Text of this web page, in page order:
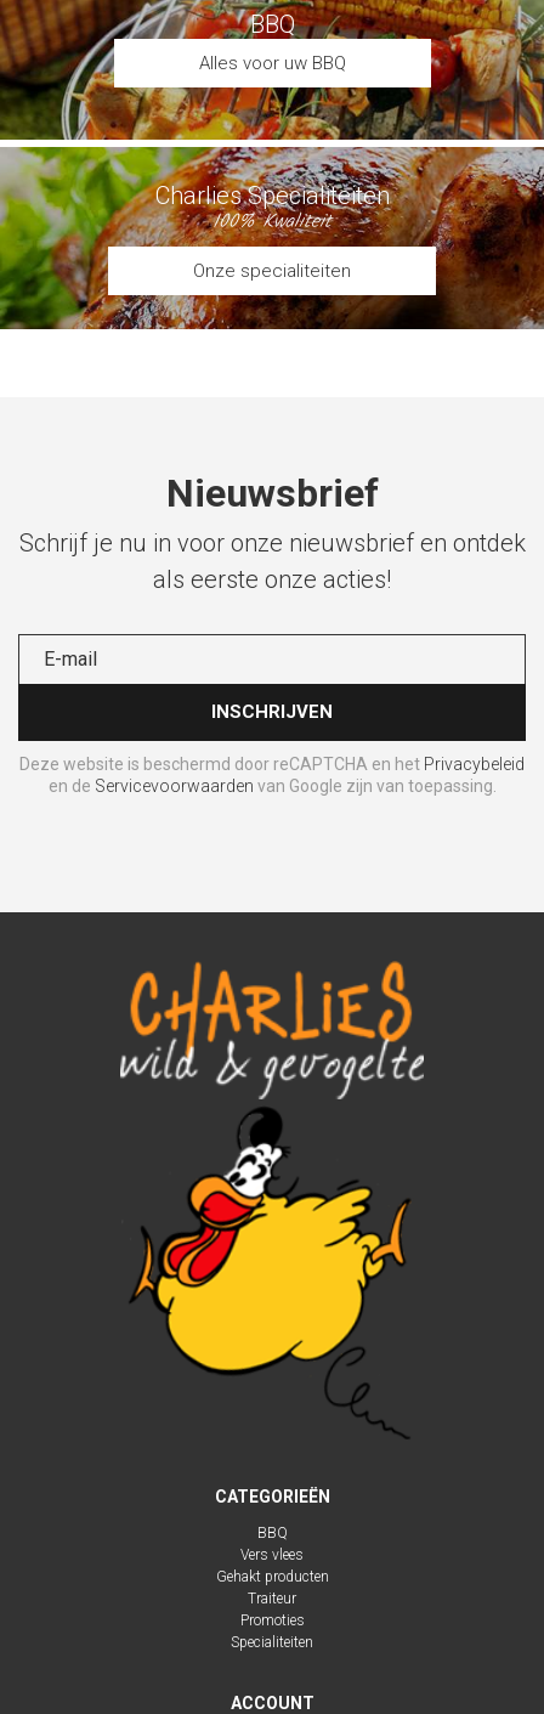
BBQ
Alles voor uw BBQ
Charlies Specialiteiten
100% Kwaliteit
Onze specialiteiten
Nieuwsbrief
Schrijf je nu in voor onze nieuwsbrief en ontdek
als eerste onze acties!
Deze website is beschermd door reCAPTCHA en het Privacybeleid
en de Servicevoorwaarden van Google zijn van toepassing.
CATEGORIEËN
BBQ
Vers vlees
Gehakt producten
Traiteur
Promoties
Specialiteiten
ACCOUNT